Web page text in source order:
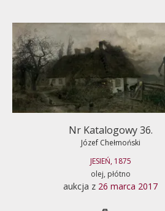
Nr Katalogowy 36.
Józef Chełmoński
JESIEŃ, 1875
olej, płótno
aukcja z 26 marca 2017